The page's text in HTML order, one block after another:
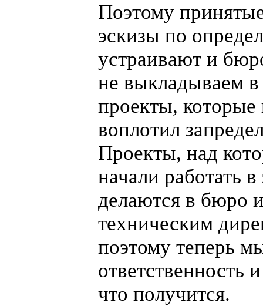
Поэтому
эскизы по
устраивают и
не выкладываем
проекты, которые
воплотил
Проекты, над
начали работать в
делаются в бюро
техническим
поэтому теперь
ответственность
что получится.